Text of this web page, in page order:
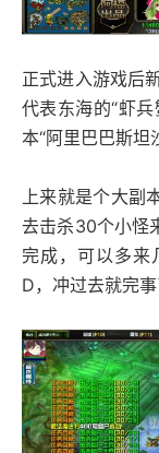
正式进入游戏后
代表东海的“虾
本“阿里巴巴斯坦
上来就是个大副
去击杀30个小怪
完成，可以多来
D，冲过去就完事